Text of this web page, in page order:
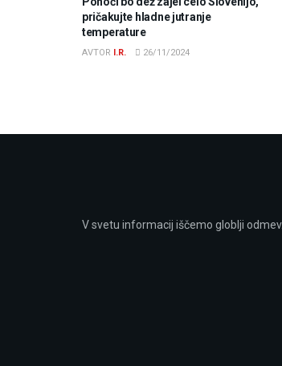
pričakujte hladne jutranje
temperature
AVTOR I.R. 26/11/2024
V svetu informacij iščemo globlji odmev.